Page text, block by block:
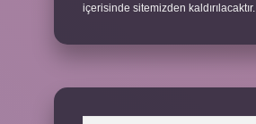
içerisinde sitemizden kaldırılacaktır.